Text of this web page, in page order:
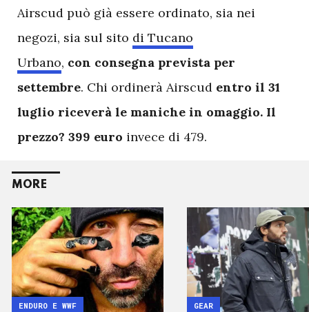
Airscud può già essere ordinato, sia nei
negozi, sia sul sito di Tucano
Urbano, con consegna prevista per
settembre. Chi ordinerà Airscud entro il 31
luglio riceverà le maniche in omaggio. Il
prezzo? 399 euro invece di 479.
MORE
ENDURO E WWF GEAR